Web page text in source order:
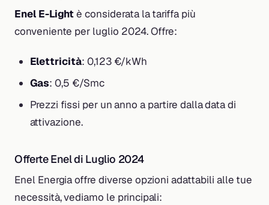
Enel E-Lightè considerata la tariffa più
conveniente per luglio 2024. Offre:
Elettricità: 0,123 €/kWh
Gas: 0,5 €/Smc
Prezzi fissi per un anno a partire dalla data di
attivazione.
Offerte Enel di Luglio 2024
Enel Energia offre diverse opzioni adattabili alle tue
necessità, vediamo le principali: